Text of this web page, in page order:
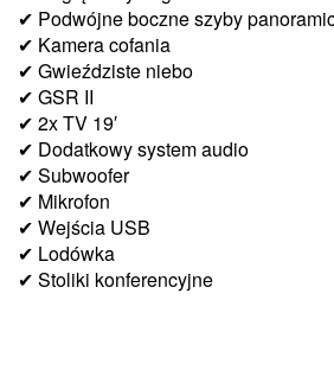
✔ Podwójne boczne szyby
✔ Kamera cofania
✔ Gwieździste niebo
✔ GSR II
✔ 2x TV 19′
✔ Dodatkowy system audio
✔ Subwoofer
✔ Mikrofon
✔ Wejścia USB
✔ Lodówka
✔ Stoliki konferencyjne